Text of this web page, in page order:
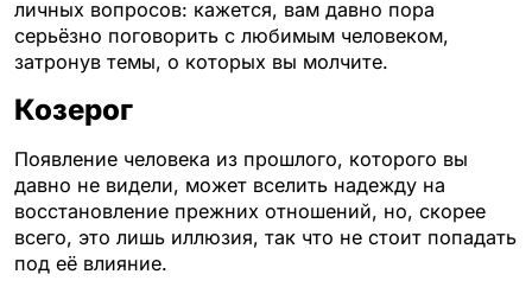
личных вопросов: кажется, вам давно пора
серьёзно поговорить с любимым человеком,
затронув темы, о которых вы молчите.
Козерог
Появление человека из прошлого, которого вы
давно не видели, может вселить надежду на
восстановление прежних отношений, но, скорее
всего, это лишь иллюзия, так что не стоит попадать
под её влияние.